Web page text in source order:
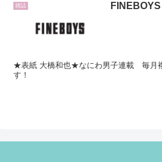
雑誌
★表紙 大橋和也★なにわ男子連載 毎月
す！